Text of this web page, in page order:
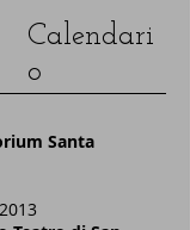
Calendari
o
Santa